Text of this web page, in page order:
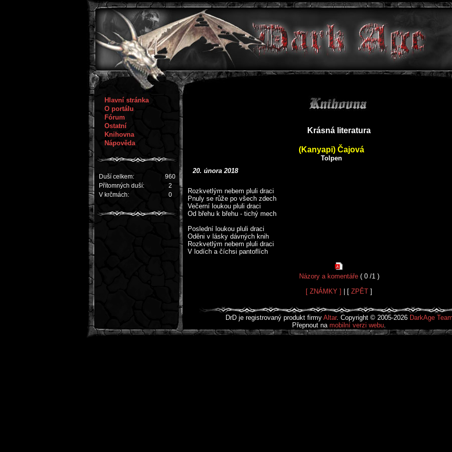
Hlavní stránka
O portálu
Fórum
Ostatní
Knihovna
Nápověda
Duší celkem:
960
Přítomných duší:
2
V krčmách:
0
Krásná literatura
(Kanyapi) Čajová
Tolpen
20. února 2018
Rozkvetlým nebem pluli draci
Pnuly se růže po všech zdech
Večerní loukou pluli draci
Od břehu k břehu - tichý mech
Poslední loukou pluli draci
Oděni v lásky dávných knih
Rozkvetlým nebem pluli draci
V lodích a číchsi pantoflích
Názory a komentáře( 0 /1 )
[ ZNÁMKY ]
| [ ZPĚT ]
DrD je registrovaný produkt firmy Altar. Copyright © 2005-2026 DarkAge
Přepnout na mobilní verzi webu.